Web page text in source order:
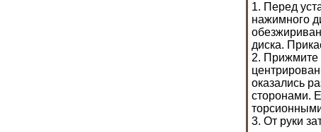
1. Перед
нажимного
диска.
2. Прижмите
оказались
сторонами.
3. От руки